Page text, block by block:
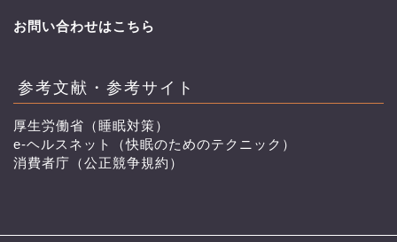
お問い合わせはこちら
参考文献・参考サイト
厚生労働省（睡眠対策）
e-ヘルスネット（快眠のためのテクニック）
消費者庁（公正競争規約）